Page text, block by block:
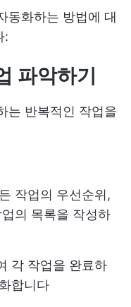
동화하는 방법에 대
:
파악하기
는 반복적인 작업을
작업의 우선순위,
의 목록을 작성하
각 작업을 완료하
합니다